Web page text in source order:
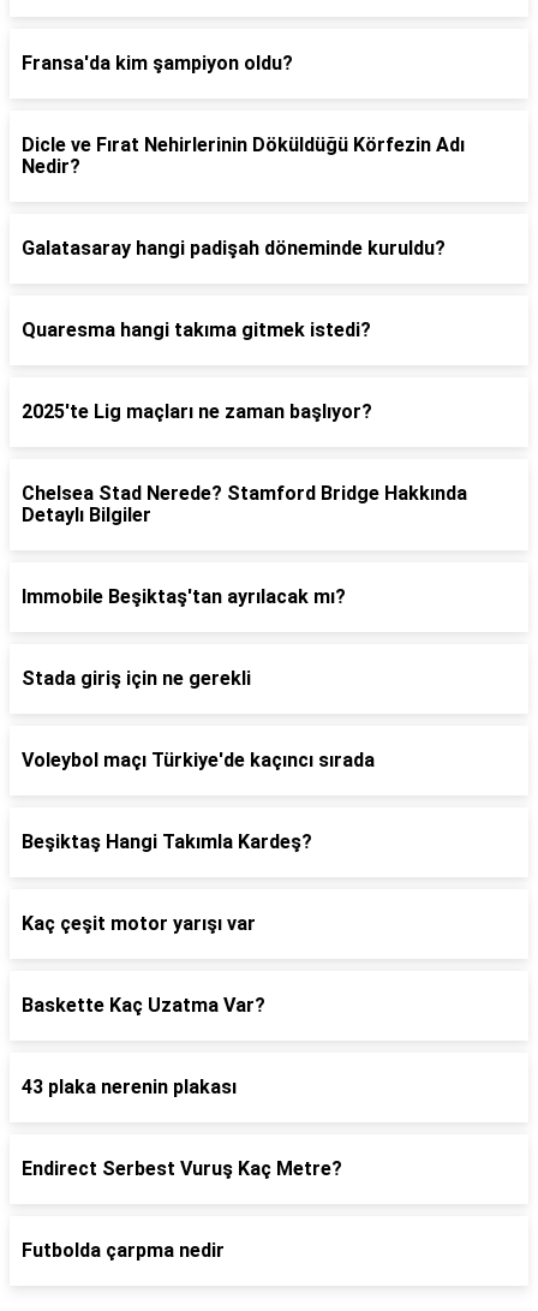
Fransa'da kim şampiyon oldu?
Dicle ve Fırat Nehirlerinin Döküldüğü Körfezin Adı
Nedir?
Galatasaray hangi padişah döneminde kuruldu?
Quaresma hangi takıma gitmek istedi?
2025'te Lig maçları ne zaman başlıyor?
Chelsea Stad Nerede? Stamford Bridge Hakkında
Detaylı Bilgiler
Immobile Beşiktaş'tan ayrılacak mı?
Stada giriş için ne gerekli
Voleybol maçı Türkiye'de kaçıncı sırada
Beşiktaş Hangi Takımla Kardeş?
Kaç çeşit motor yarışı var
Baskette Kaç Uzatma Var?
43 plaka nerenin plakası
Endirect Serbest Vuruş Kaç Metre?
Futbolda çarpma nedir